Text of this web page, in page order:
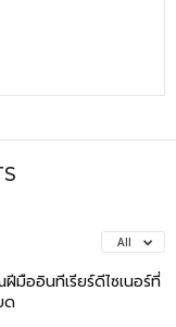
All
มืออินทีเรียร์ดีไซเนอร์ที่
ด